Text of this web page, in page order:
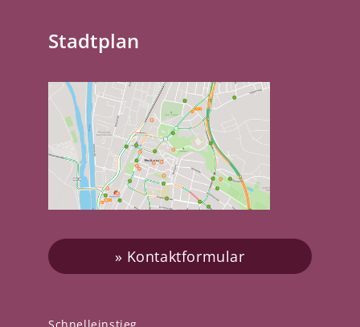
Stadtplan
Kontaktformular